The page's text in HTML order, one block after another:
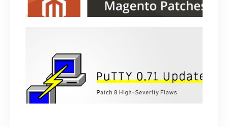
Magento vá các lỗ hổng khiến website bị kiểm